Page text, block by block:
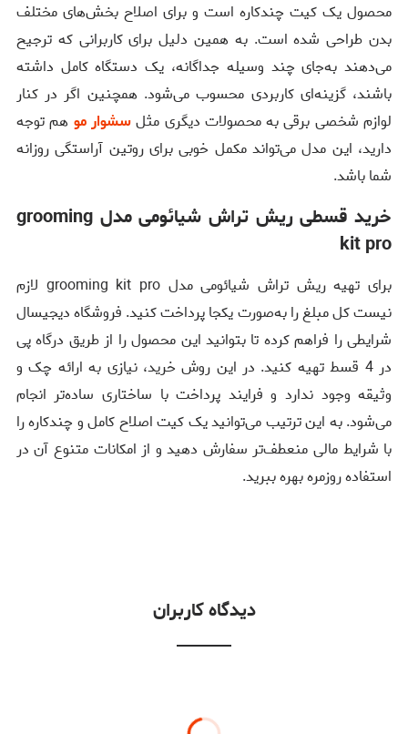
محصول یک کیت چندکاره است و برای اصلاح بخش‌های مختلف
بدن طراحی شده است. به همین دلیل برای کاربرانی که ترجیح
می‌دهند به‌جای چند وسیله جداگانه، یک دستگاه کامل داشته
باشند، گزینه‌ای کاربردی محسوب می‌شود. همچنین اگر در کنار
لوازم شخصی برقی به محصولات دیگری مثلسشوار مو هم توجه
دارید، این مدل می‌تواند مکمل خوبی برای روتین آراستگی روزانه
شما باشد.
خرید قسطی ریش تراش شیائومی مدل grooming
kit pro
برای تهیه ریش تراش شیائومی مدل grooming kit pro لازم
نیست کل مبلغ را به‌صورت یکجا پرداخت کنید. فروشگاه دیجیسال
شرایطی را فراهم کرده تا بتوانید این محصول را از طریق درگاه پی
در 4 قسط تهیه کنید. در این روش خرید، نیازی به ارائه چک و
وثیقه وجود ندارد و فرایند پرداخت با ساختاری ساده‌تر انجام
می‌شود. به این ترتیب می‌توانید یک کیت اصلاح کامل و چندکاره را
با شرایط مالی منعطف‌تر سفارش دهید و از امکانات متنوع آن در
استفاده روزمره بهره ببرید.
دیدگاه کاربران